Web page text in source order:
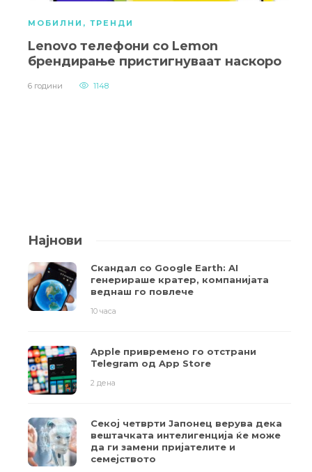
МОБИЛНИ , ТРЕНДИ
Lenovo телефони со Lemon
брендирање пристигнуваат наскоро
6 години 1148
Најнови
Скандал со Google Earth: AI
генерираше кратер, компанијата
веднаш го повлече
10 часа
Apple привремено го отстрани
Telegram од App Store
2 дена
Секој четврти Јапонец верува дека
вештачката интелигенција ќе може
да ги замени пријателите и
семејството